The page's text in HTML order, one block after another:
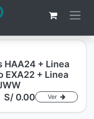
HAA24 + Linea
EXA22 + Linea
S/ 0.00 Ver